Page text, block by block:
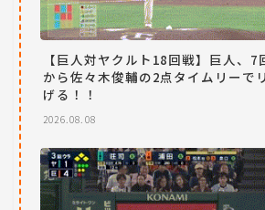
【巨人対ヤクルト18回戦】巨人、7
から佐々木俊輔の2点タイムリーで
げる！！
2026.08.08